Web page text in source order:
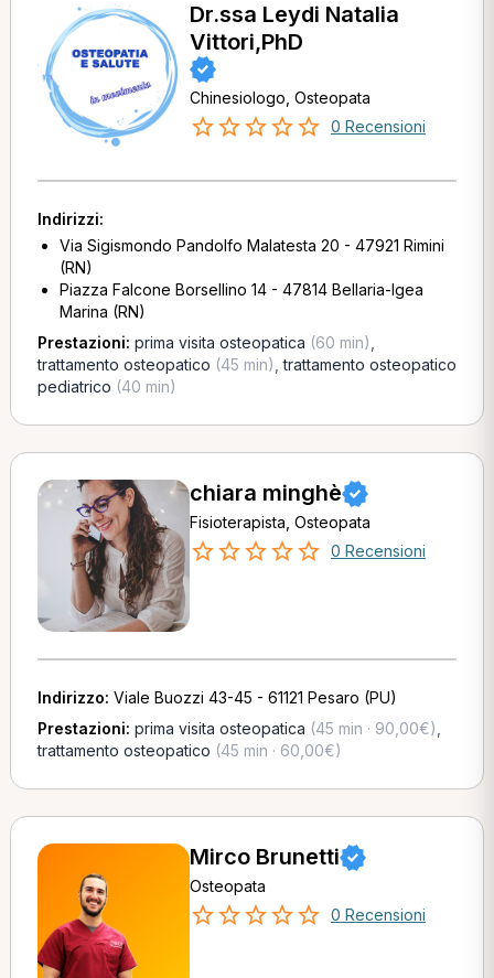
Dr.ssa Leydi Natalia
Vittori,PhD
Chinesiologo, Osteopata
0 Recensioni
Indirizzi:
Via Sigismondo Pandolfo Malatesta 20 - 47921 Rimini
(RN)
Piazza Falcone Borsellino 14 - 47814 Bellaria-Igea
Marina (RN)
Prestazioni: prima visita osteopatica (60 min)
trattamento osteopatico (45 min) ,trattamento osteopatico
pediatrico (40 min)
chiara minghè
Fisioterapista, Osteopata
0 Recensioni
Indirizzo: Viale Buozzi 43-45 - 61121 Pesaro (PU)
Prestazioni: prima visita osteopatica (45 min · 90,00€)
trattamento osteopatico (45 min · 60,00€)
Mirco Brunetti
Osteopata
0 Recensioni